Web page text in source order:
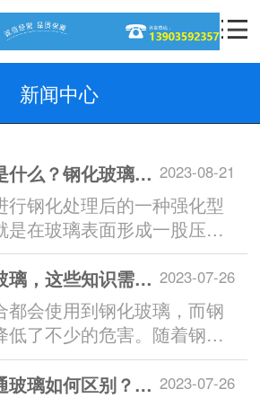
新闻中心
2023-08-21
钢化玻璃原理是什么？钢化玻璃有什么优缺点？
行钢化处理后的一种强化型
是在玻璃表面形成一股压应
到的部分···
2023-07-26
如何选择钢化玻璃，这些知识需要知道
都会使用到钢化玻璃，而钢
低了不少的危害。随着钢化
越多，很···
2023-07-26
钢化玻璃和普通玻璃如何区别？钢化玻璃的优缺点都包括哪些？